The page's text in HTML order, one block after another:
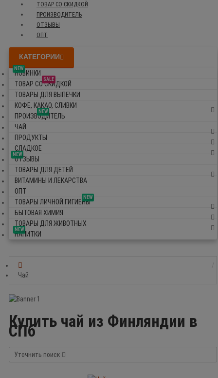
ТОВАР СО СКИДКОЙ
ПРОИЗВОДИТЕЛЬ
ОТЗЫВЫ
ОПТ
КАТЕГОРИИ
NEW
НОВИНКИ
SALE
ТОВАР СО СКИДКОЙ
ТОВАРЫ ДЛЯ ВЫПЕЧКИ
КОФЕ, КАКАО, СЛИВКИ
NEW
ПРОИЗВОДИТЕЛЬ
ЧАЙ
ПРОДУКТЫ
СЛАДКОЕ
NEW
ОТЗЫВЫ
ТОВАРЫ ДЛЯ ДЕТЕЙ
ВИТАМИНЫ И ЛЕКАРСТВА
ОПТ
NEW
ТОВАРЫ ЛИЧНОЙ ГИГИЕНЫ
БЫТОВАЯ ХИМИЯ
ТОВАРЫ ДЛЯ ЖИВОТНЫХ
NEW
НАПИТКИ
Чай
Купить чай из Финляндии в
СПб
Уточнить поиск